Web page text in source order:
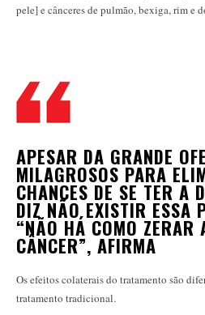
pele] e cânceres de pulmão, bexiga, rim e
APESAR DA GRANDE
MILAGROSOS PARA
CHANCES DE SE TER A
DIZ NÃO EXISTIR ESSA
“NÃO HÁ COMO ZERAR
CÂNCER”, AFIRMA
Os efeitos colaterais do tratamento são
tratamento tradicional.